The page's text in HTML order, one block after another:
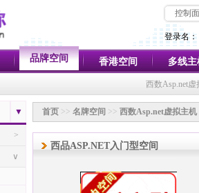
控制
登录名：
品牌空间 香港空间 多线主
西数Asp.net
▼
>
∨
首页 >> 名牌空间 >> 西数Asp.net虚拟主机
西品ASP.NET入门型空间